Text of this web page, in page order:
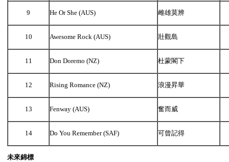
9 He Or She (AUS) 雌雄莫辨
10 Awesome Rock (AUS) 壯觀島
11 Don Doremo (NZ) 杜蒙閣下
12 Rising Romance (NZ) 浪漫昇華
13 Fenway (AUS) 奮而威
14 Do You Remember (SAF) 可曾記得
未來錦標